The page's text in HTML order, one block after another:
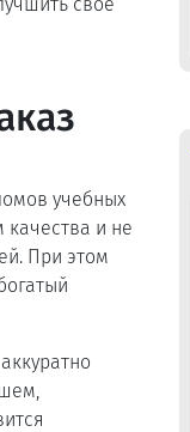
учебных
качества и не
При этом